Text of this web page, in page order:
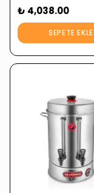
₺ 4,038.00
SEPETE EKLE